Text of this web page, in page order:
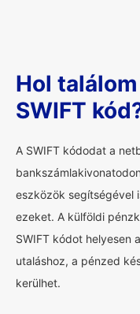
Hol
SWIFT
A SWIFT kódodat a
eszközök segítségével
ezeket. A külföldi
SWIFT kódot helyesen
utaláshoz, a pénzed
kerülhet.